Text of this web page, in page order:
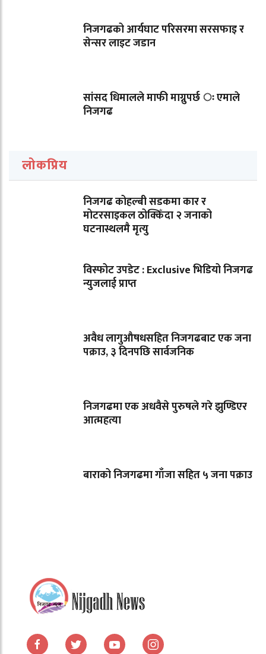
निजगढको आर्यघाट परिसरमा सरसफाइ र
सेन्सर लाइट जडान
सांसद धिमालले माफी माग्नुपर्छ ः एमाले
निजगढ
लोकप्रिय
निजगढ कोहल्बी सडकमा कार र
मोटरसाइकल ठोक्किँदा २ जनाको
घटनास्थलमै मृत्यु
विस्फोट उपडेट : Exclusive भिडियो निजगढ
न्युजलाई प्राप्त
अवैध लागुऔषधसहित निजगढबाट एक जना
पक्राउ, ३ दिनपछि सार्वजनिक
निजगढमा एक अधवैसे पुरुषले गरे झुण्डिएर
आत्महत्या
बाराको निजगढमा गाँजा सहित ५ जना पक्राउ